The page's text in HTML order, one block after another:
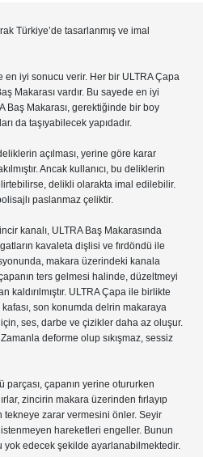
Türkiye’de tasarlanmış ve imal
iyi sonucu verir. Her bir ULTRA Çapa
Makarası vardır. Bu sayede en iyi
Baş Makarası, gerektiğinde bir boy
da taşıyabilecek yapıdadır.
açılması, yerine göre karar
Ancak kullanıcı, bu deliklerin
delikli olarakta imal edilebilir.
paslanmaz çeliktir.
kanalı, ULTRA Baş Makarasında
kavaleta dişlisi ve fırdöndü ile
makara üzerindeki kanala
ters gelmesi halinde, düzeltmeyi
ULTRA Çapa ile birlikte
kafası, son konumda delrin makaraya
ses, darbe ve çizikler daha az oluşur.
deforme olup sıkışmaz, sessiz
parçası, çapanın yerine otururken
zincirin makara üzerinden fırlayıp
tekneye zarar vermesini önler. Seyir
hareketleri engeller. Bunun
yok edecek şekilde ayarlanabilmektedir.